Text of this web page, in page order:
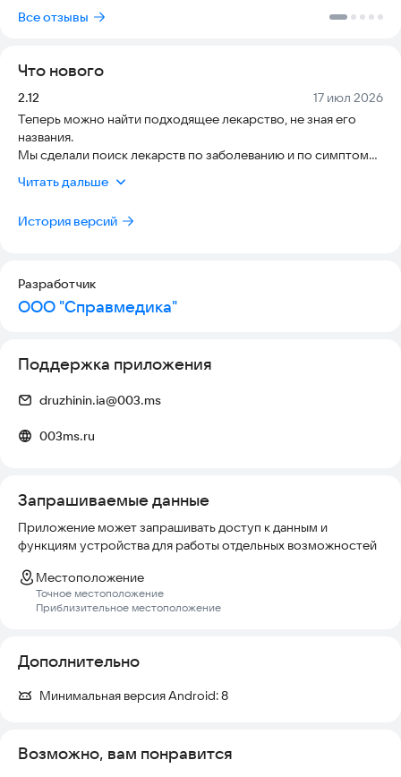
Все отзывы
Что нового
Версия:
2.12 Дата:
17 июл 2026
Теперь можно найти подходящее лекарство, не зная его
названия.
Мы сделали поиск лекарств по заболеванию и по симптому.
пополняется. Ещё теперь можно найти лекарство, полистав
для вас и нас исправления.
Читать дальше
История версий
Разработчик
ООО "Справмедика"
Поддержка приложения
druzhinin.ia@003.ms
003ms.ru
Запрашиваемые данные
Приложение может запрашивать доступ к данным и
функциям устройства для работы отдельных возможностей
Местоположение
Точное местоположение
Приблизительное местоположение
Дополнительно
Минимальная версия Android:8
Возможно, вам понравится